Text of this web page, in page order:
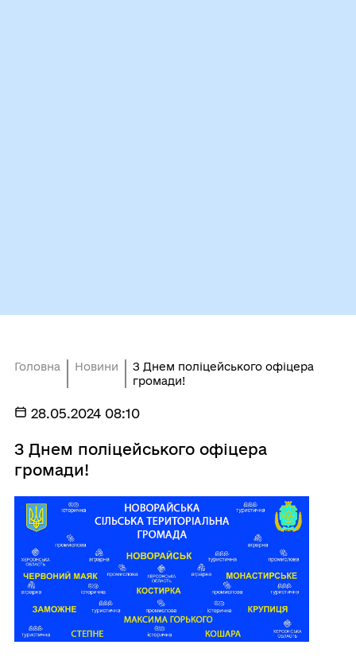
Головна Новини
З Днем поліцейського офіцера
громади!
28.05.2024 08:10
З Днем поліцейського офіцера
громади!